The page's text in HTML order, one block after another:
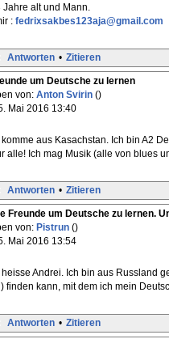
Jahre alt und Mann.
: fedrixsakbes123aja@gmail.com
Antworten • Zitieren
um Deutsche zu lernen
von: Anton Svirin ()
Mai 2016 13:40
aus Kasachstan. Ich bin A2
alle! Ich mag Musik (alle von blues
Antworten • Zitieren
Freunde um Deutsche zu lernen.
von: Pistrun ()
Mai 2016 13:54
Andrei. Ich bin aus Russland
finden kann, mit dem ich mein
Antworten • Zitieren